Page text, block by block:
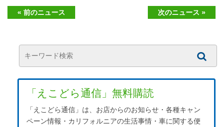
« 前のニュース 次のニュース »
「えこどら通信」無料購読
「えこどら通信」は、お店からのお知らせ・各種キャン
ペーン情報・カリフォルニアの生活事情・車に関する便